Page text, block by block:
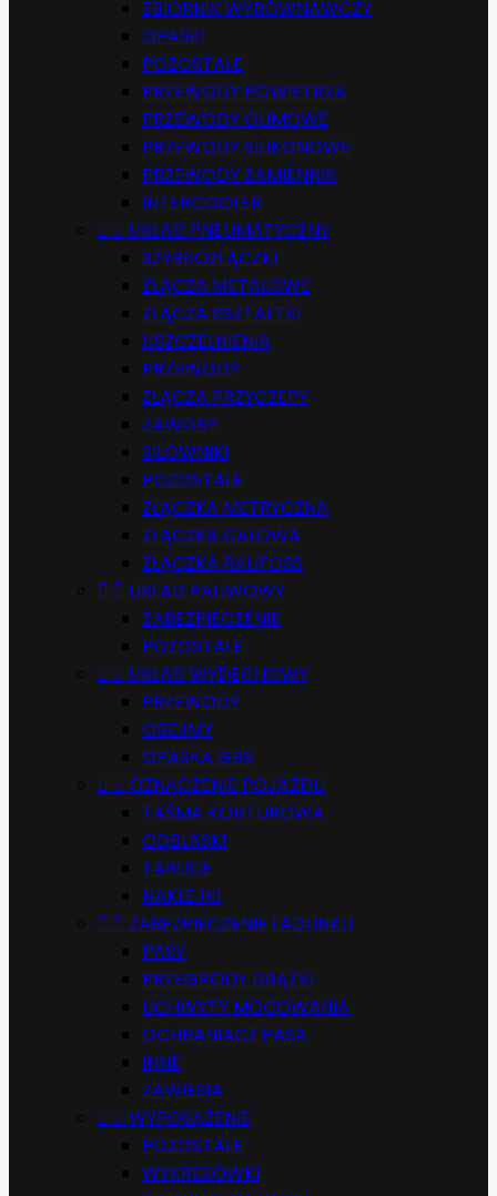
ZBIORNIK WYRÓWNAWCZY
OPASKI
POZOSTAŁE
PRZEWODY POWIETRZA
PRZEWODY GUMOWE
PRZEWODY SILIKONOWE
PRZEWODY ZAMIENNIK
INTERCOOLER
  UKŁAD PNEUMATYCZNY
SZYBKOZŁĄCZKI
ZŁĄCZA METALOWE
ZŁĄCZA KSZTAŁTKI
USZCZELNIENIA
PRZEWODY
ZŁĄCZA PRZYCZEPY
ZAWORY
SIŁOWNIKI
POZOSTAŁE
ZŁĄCZKA METRYCZNA
ZŁĄCZKA CALOWA
ZŁĄCZKA RAUFOSS
  UKŁAD PALIWOWY
ZABEZPIECZENIE
POZOSTAŁE
  UKŁAD WYDECHOWY
PRZEWODY
OBEJMY
OPASKA GBS
  OZNACZENIE POJAZDU
TAŚMA KONTUROWA
ODBLASKI
TABLICE
NAKLEJKI
  ZABEZPIECZENIE ŁADUNKU
PASY
PRZEGRODY DRĄŻKI
UCHWYTY MOCOWANIA
OCHRANIACZ PASA
INNE
ZAWIESIA
  WYPOSAŻENIE
POZOSTAŁE
WYKRESÓWKI